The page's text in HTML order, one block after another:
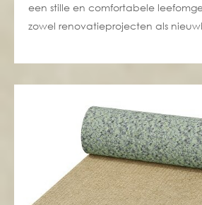
een stille en comfortabele
zowel renovatieprojecten als